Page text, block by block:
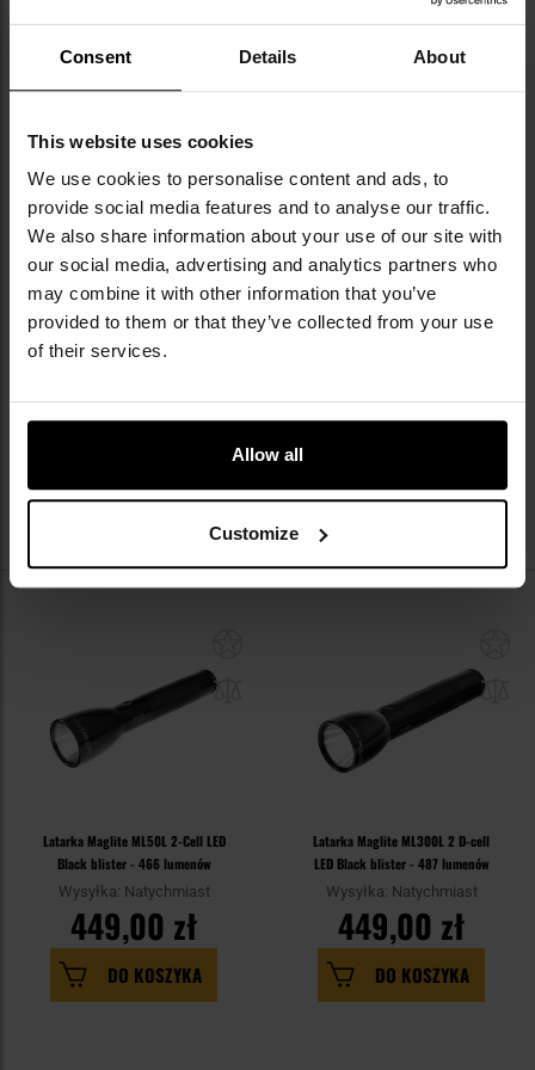
Consent Details About
This website uses cookies
We use cookies to personalise content and ads, to
provide social media features and to analyse our traffic.
We also share information about your use of our site with
our social media, advertising and analytics partners who
may combine it with other information that you’ve
provided to them or that they’ve collected from your use
of their services.
Allow all
Customize
NAJNOWSZE OPINIE
Latarka Maglite Mini LED 2xAAA Black - 100
169,99 zł
NA CZASIE
Latarka Maglite ML50L 2-Cell LED
Black blister - 466 lumenów
Wysyłka: Natychmiast
449,00 zł
DO KOSZYKA
Latarka Maglite ML300L 2 D-cell
LED Black blister - 487 lumenów
Wysyłka: Natychmiast
449,00 zł
DO KOSZYKA